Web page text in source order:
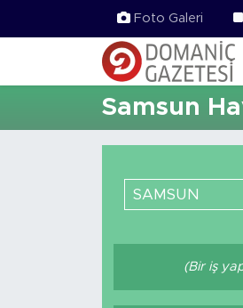
Foto Galeri
Samsun
SAMSUN
(Bir iş